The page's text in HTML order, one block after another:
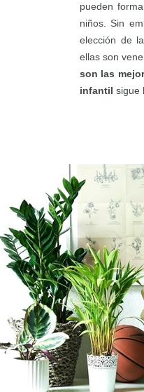
pueden
niños. Sin
elección de
ellas son
son las
infantil sigue